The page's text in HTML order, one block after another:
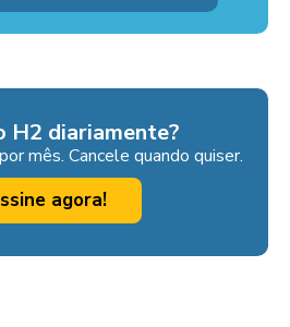
H2 diariamente?
mês. Cancele quando quiser.
agora!